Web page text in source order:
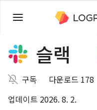
슬랙
구독
다운로드 178
업데이트 2026. 8. 2.